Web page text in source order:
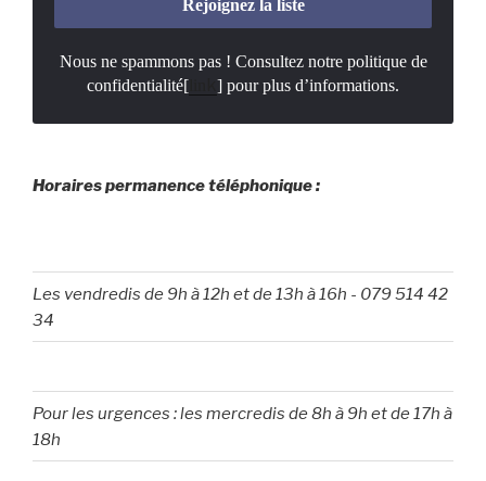
Nous ne spammons pas ! Consultez notre politique de
confidentialité[
] pour plus d’informations.
Horaires permanence téléphonique :
Les vendredis de 9h à 12h et de 13h à 16h - 079 514 42
34
Pour les urgences : les mercredis de 8h à 9h et de 17h à
18h